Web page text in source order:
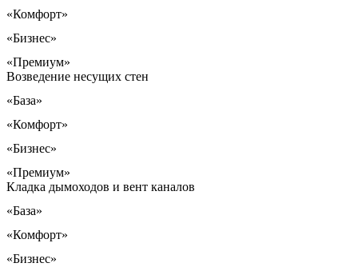
«Комфорт»
«Бизнес»
«Премиум»
Возведение несущих стен
«База»
«Комфорт»
«Бизнес»
«Премиум»
Кладка дымоходов и вент каналов
«База»
«Комфорт»
«Бизнес»